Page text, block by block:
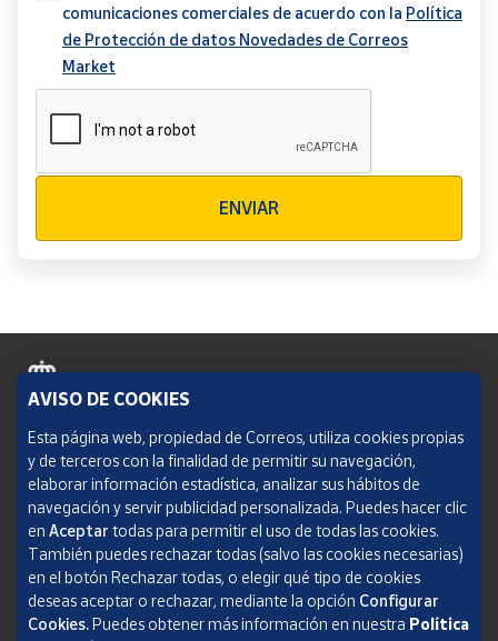
comunicaciones comerciales de acuerdo con la Política
de Protección de datos Novedades de Correos
Market
ENVIAR
Política de cookies
Aviso legal
Condiciones del servicio
Política de Privacidad Web
Informe de transparencia
AVISO DE COOKIES
Esta página web, propiedad de Correos, utiliza cookies propias
y de terceros con la finalidad de permitir su navegación,
elaborar información estadística, analizar sus hábitos de
navegación y servir publicidad personalizada. Puedes hacer clic
en Aceptar todas para permitir el uso de todas las cookies.
También puedes rechazar todas (salvo las cookies necesarias)
en el botón Rechazar todas, o elegir qué tipo de cookies
deseas aceptar o rechazar, mediante la opción Configurar
Cookies.Puedes obtener más información en nuestra Política